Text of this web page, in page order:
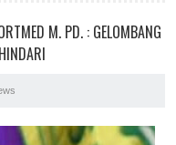
M. PD. : GELOMBANG